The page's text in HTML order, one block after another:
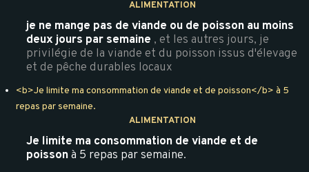
ALIMENTATION
je ne mange pas de viande ou de poisson au moins
deux jours par semaine , et les autres jours, je
privilégie de la viande et du poisson issus d'élevage
et de pêche durables locaux
<b>Je limite ma consommation de viande et de poisson</b> à 5
repas par semaine.
ALIMENTATION
Je limite ma consommation de viande et de
poissonà 5 repas par semaine.